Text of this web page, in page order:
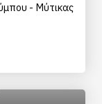
- Μύτικας